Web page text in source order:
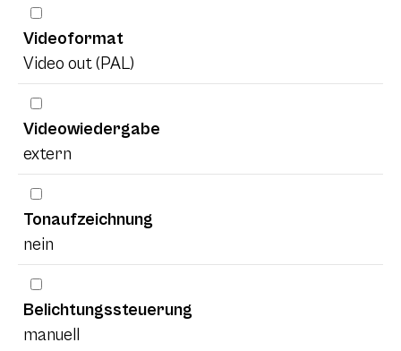
Videoformat
Video out (PAL)
Videowiedergabe
extern
Tonaufzeichnung
nein
Belichtungssteuerung
manuell